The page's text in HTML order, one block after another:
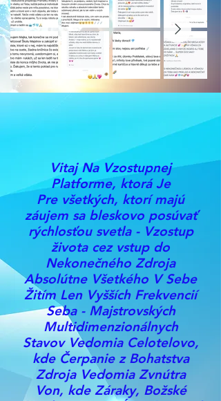
Vitaj Na Vzostupnej
Platforme, ktorá Je
Pre všetkých, ktorí majú
záujem sa bleskovo posúvať
rýchlosťou svetla - Vzostup
života cez vstup do
Nekonečného Zdroja
Absolútne Všetkého V Sebe
Žitím Len Vyšších Frekvencií
Seba - Majstrovských
Multidimenzionálnych
Stavov Vedomia Celotelovo,
kde Čerpanie z Bohatstva
Zdroja Vedomia Zvnútra
Von, kde Záraky, Božské